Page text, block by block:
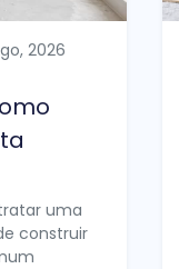
2026
uma
construir